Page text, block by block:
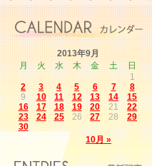
2013年9月
月
火 水 木 金 土 日
10月 »
1
2
3 4 5 6 7
8
9
10 11 12 13 14
15
16
17 18 19 20 21
22
23
24 25 26 27 28
29
30